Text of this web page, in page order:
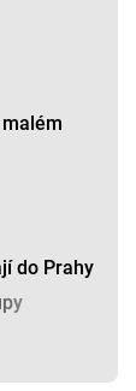
do Prahy